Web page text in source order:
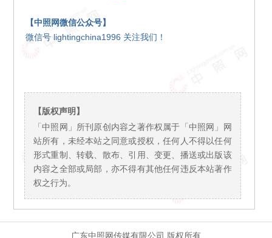
【中照网微信公众号】
微信号 lightingchina1996 关注我们！
【版权声明】
「中照网」所刊原创内容之著作权属于「中照网」网
站所有，未经本站之同意或授权，任何人不得以任何
形式重制、转载、散布、引用、变更、播送或出版该
内容之全部或局部，亦不得有其他任何违反本站著作
权之行为。
广东中照网传媒有限公司 版权所有